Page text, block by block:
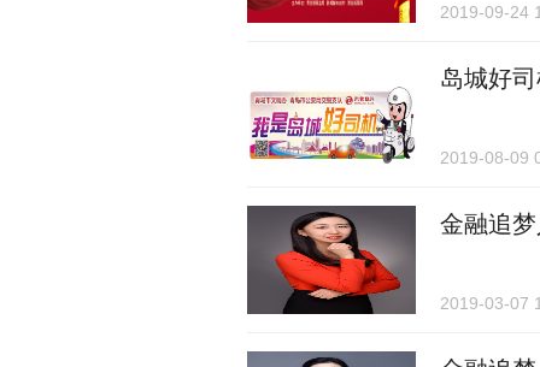
2019-09-24
岛城好
2019-08-09
金融追
2019-03-07